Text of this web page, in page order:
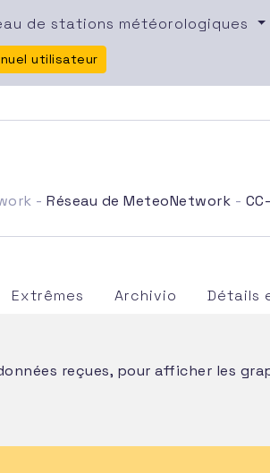
de stations météorologiques
utilisateur
-Réseau de MeteoNetwork -
Extrêmes Archivio Détails
reçues, pour afficher les